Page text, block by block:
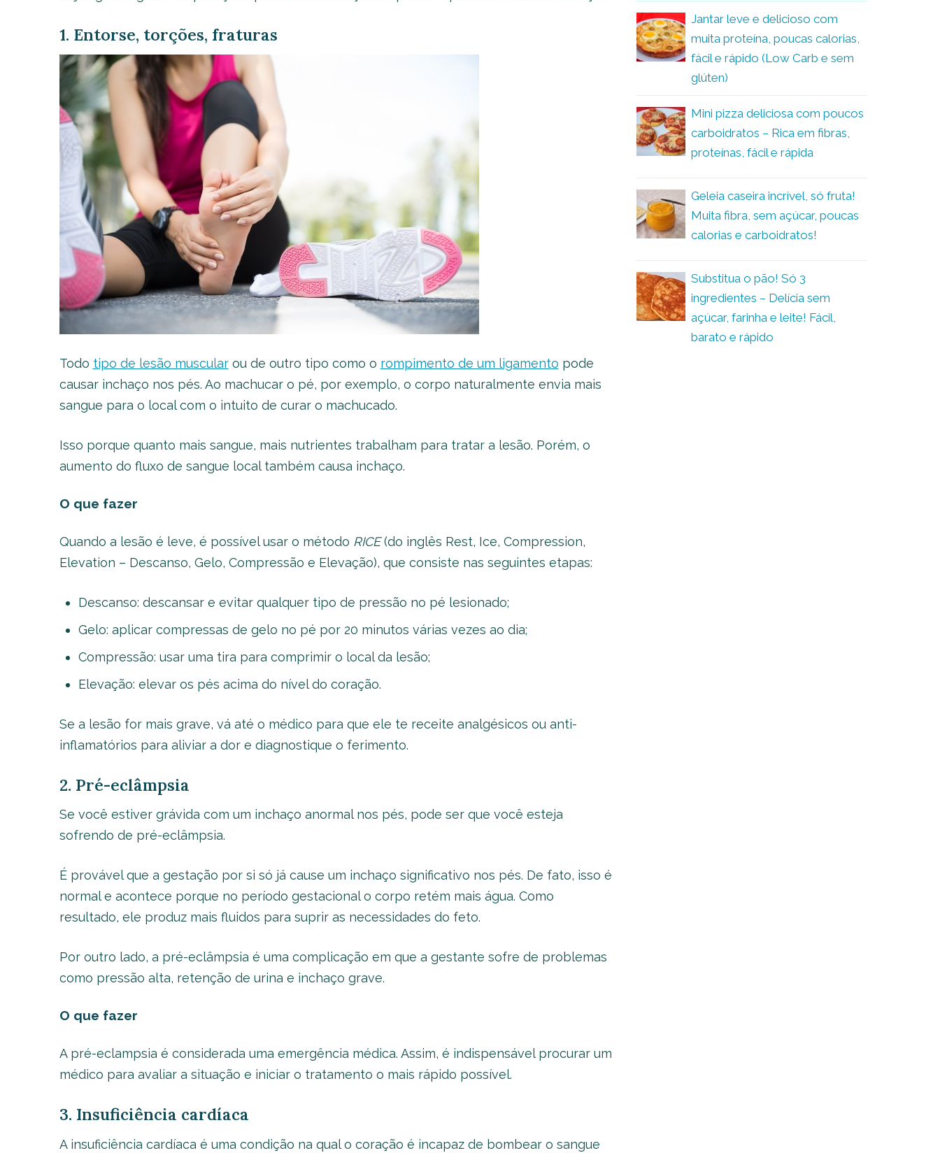
1. Entorse, torções, fraturas
Todo tipo de lesão muscularou de outro tipo como o rompimento de um ligamento pode
causar inchaço nos pés. Ao machucar o pé, por exemplo, o corpo naturalmente envia mais
sangue para o local com o intuito de curar o machucado.
Isso porque quanto mais sangue, mais nutrientes trabalham para tratar a lesão. Porém, o
aumento do fluxo de sangue local também causa inchaço.
O que fazer
Quando a lesão é leve, é possível usar o método RICE(do inglês Rest, Ice, Compression,
Elevation – Descanso, Gelo, Compressão e Elevação), que consiste nas seguintes etapas:
Descanso: descansar e evitar qualquer tipo de pressão no pé lesionado;
Gelo: aplicar compressas de gelo no pé por 20 minutos várias vezes ao dia;
Compressão: usar uma tira para comprimir o local da lesão;
Elevação: elevar os pés acima do nível do coração.
Se a lesão for mais grave, vá até o médico para que ele te receite analgésicos ou anti-
inflamatórios para aliviar a dor e diagnostique o ferimento.
2. Pré-eclâmpsia
Se você estiver grávida com um inchaço anormal nos pés, pode ser que você esteja
sofrendo de pré-eclâmpsia.
É provável que a gestação por si só já cause um inchaço significativo nos pés. De fato, isso é
normal e acontece porque no período gestacional o corpo retém mais água. Como
resultado, ele produz mais fluidos para suprir as necessidades do feto.
Por outro lado, a pré-eclâmpsia é uma complicação em que a gestante sofre de problemas
como pressão alta, retenção de urina e inchaço grave.
O que fazer
A pré-eclampsia é considerada uma emergência médica. Assim, é indispensável procurar um
médico para avaliar a situação e iniciar o tratamento o mais rápido possível.
3. Insuficiência cardíaca
A insuficiência cardíaca é uma condição na qual o coração é incapaz de bombear o sangue
Jantar leve e delicioso com
muita proteína, poucas calorias,
fácil e rápido (Low Carb e sem
glúten)
Mini pizza deliciosa com poucos
carboidratos – Rica em fibras,
proteínas, fácil e rápida
Geleia caseira incrível, só fruta!
Muita fibra, sem açúcar, poucas
calorias e carboidratos!
Substitua o pão! Só 3
ingredientes – Delícia sem
açúcar, farinha e leite! Fácil,
barato e rápido